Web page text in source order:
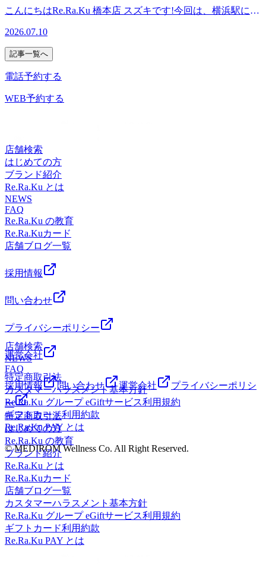
ぐ！橋本店はタイ古式ストレッチマッサージのように気持ち
いいストレッチのリラク系ボディケアフットケア等のサービ
スを通しお客様の健康な体づくりのお手伝いをしています。
コースなど多様なコースを揃えております！橋本駅周辺には
「wappoi」「auショップ」、託児所「レイモンド」美容室
「アリア バイ アルティナ」古着屋 トレジャーファクトリ
ースタイル、ゲームセンター「アドアーズ」「モスバーガ
プラクティック・岩盤浴・スパ・温浴施設ストレッチ店、飲
食店、居酒屋などなどたーくさんのお店がありとっても楽し
める街です♪ぜひぜひ、ご家族、ご友人、カップルで楽しん
でくださいね
(*^^)v☆☆☆☆☆☆☆☆☆☆☆☆☆☆☆☆☆☆☆☆☆☆
とかナスとかの野菜をベランダで作ろうとすると暑すぎて根
念。ベランダ直置き以外で栽培できるものを考えないと根っ
いあっても手入れが大変なので、今はこれだけで我慢しまし
う野望を抱き、今日も植物のお世話をしています。 口コミ
を書いたくださるととっても励みになります。こちらから口
コミお願いします♪https://www.google.com/search?
マッサージより気持ちいい♪Re.Ra.Ku （リラク）橋本店営業
時間:11：00～21：00休業日:毎週月曜日(祝日を除く)住所:神
奈川県相模原市緑区橋本3-13 パークスクエア1F（橋本駅徒
歩5分）電話番号 042-772-1312オンライン予約
https://reraku.jp/studio/hashimoto/bookingRe.Ra.Ku 橋本店は、JR
横浜線、JR相模線、京王相模原線の橋本駅からすぐ！橋本
店はタイ古式ストレッチマッサージのように気持ちいいスト
レッチのリラク系ボディケアフットケア等のサービスを通し
お客様の健康な体づくりのお手伝いをしています。フットケ
ど多様なコースを揃えております！橋本駅周辺には「ドンキ
ホーテ」スポーツクラブ「ルネサンス」飲食店「wappoi」
「auショップ」、託児所「レイモンド」美容室「アリア バ
イ アルティナ」古着屋 トレジャーファクトリースタイ
ル、ゲームセンター「アドアーズ」「モスバーガー」映画館
「MOVIX」「イオン」「アリオ」マッサージ店、リンパマ
ッサージ店、整体院骨格・小顔矯正院、カイロプラクティッ
ク・岩盤浴・スパ・温浴施設ストレッチ店、飲食店、居酒屋
などなどたーくさんのお店がありとっても楽しめる街です♪
ぜひぜひ、ご家族、ご友人、カップルで楽しんでくださいね
る可能性があります。上記のお時間以外にもご案内可能な場
合もございますので、お気軽にお電話下さい。スタッフ一
同、心よりお待ちしております
(リラク)橋本店営業時間:11:00～21:00休業日:毎週月曜日(祝日
を除く)住所:神奈川県相模原市緑区橋本3-13 パークスクエア
線、京王相模原線の橋本駅からすぐ!
こんにちはRe.Ra.Ku 橋本店 スズキです!今回は、横浜駅にあ
場が運営しているらしく、60円のクリームパンや3斤の食パ
ンなど値段が安かったりビックリするサイズのパンが売って
いたりで他にも面白い商品がたくさんありました♪購入した
のは・・・『ジャンボメロンパン』直径約20cm 一般的な
けあってほのかな甘みで美味しかった^^チョココロネの大き
ちらから口コミお願いします♪https://www.google.com/search?
マッサージより気持ちいい♪Re.Ra.Ku（リラク）橋本店営業
時間:11：00～21：00【休業日】毎週月曜日（祝日を除く）
住所 神奈川県相模原市緑区橋本3-13 パークスクエア
1F（橋本駅徒歩5分）電話番号 042-772-1312オンライン予
約 https://reraku.jp/studio/hashimoto/bookingRe.Ra.Ku 橋本店
は、JR横浜線、JR相模線、京王相模原線の橋本駅からす
いいストレッチのリラク系ボディケアフットケア等のサービ
フットケアとタイ古式、リラク系ボディケアの組み合わせの
コースなど多様なコースを揃えております！橋本駅周辺には
「ドンキホーテ」スポーツクラブ「ルネサンス」飲食店
「wappoi」「auショップ」、託児所「レイモンド」美容室
「アリア バイ アルティナ」古着屋 トレジャーファクトリ
ースタイル、ゲームセンター「アドアーズ」「モスバーガ
ー」映画館「MOVIX」「イオン」「アリオ」マッサージ
店、リンパマッサージ店、整体院骨格・小顔矯正院、カイロ
プラクティック・岩盤浴・スパ・温浴施設ストレッチ店、飲
食店、居酒屋などなどたーくさんのお店がありとっても楽し
める街です♪ぜひぜひ、ご家族、ご友人、カップルで楽しん
でくださいね
(*^^)v☆☆☆☆☆☆☆☆☆☆☆☆☆☆☆☆☆☆☆☆☆☆
2026.07.10
記事一覧へ
電話予約する
WEB予約する
店舗検索
はじめての方
ブランド紹介
Re.Ra.Ku とは
NEWS
FAQ
Re.Ra.Ku の教育
Re.Ra.Kuカード
店舗ブログ一覧
採用情報
問い合わせ
プライバシーポリシー
運営会社
特定商取引法
カスタマーハラスメント基本方針
Re.Ra.Ku グループ eGiftサービス利用規約
ギフトカード利用約款
Re.Ra.Ku PAY とは
© MEDIROM Wellness Co. All Right Reserved.
店舗検索
NEWS
FAQ
採用情報
問い合わせ 運営会社
プライバシーポリシ
ー
特定商取引法
はじめての方
Re.Ra.Ku の教育
ブランド紹介
Re.Ra.Ku とは
Re.Ra.Kuカード
店舗ブログ一覧
カスタマーハラスメント基本方針
Re.Ra.Ku グループ eGiftサービス利用規約
ギフトカード利用約款
Re.Ra.Ku PAY とは